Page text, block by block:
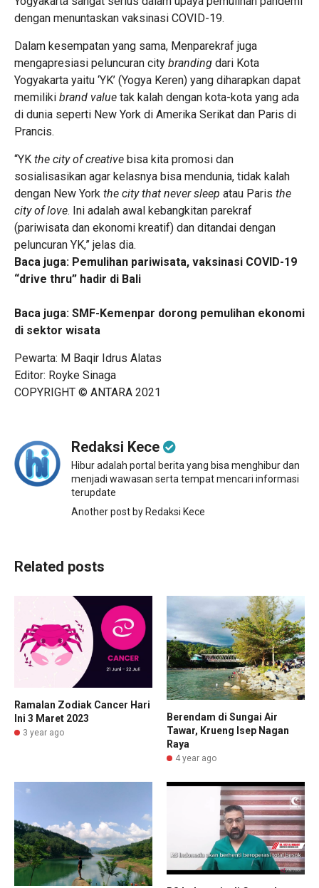
dengan menuntaskan vaksinasi COVID-19.
Dalam kesempatan yang sama, Menparekraf juga
mengapresiasi peluncuran city branding dari Kota
Yogyakarta yaitu ‘YK’ (Yogya Keren) yang diharapkan dapat
memiliki brand value tak kalah dengan kota-kota yang ada
di dunia seperti New York di Amerika Serikat dan Paris di
Prancis.
“YK the city of creative bisa kita promosi dan
sosialisasikan agar kelasnya bisa mendunia, tidak kalah
dengan New York the city that never sleep atau Paris the
city of love. Ini adalah awal kebangkitan parekraf
(pariwisata dan ekonomi kreatif) dan ditandai dengan
peluncuran YK,” jelas dia.
Baca juga: Pemulihan pariwisata, vaksinasi COVID-19
“drive thru” hadir di Bali
Baca juga: SMF-Kemenpar dorong pemulihan ekonomi
di sektor wisata
Pewarta: M Baqir Idrus Alatas
Editor: Royke Sinaga
COPYRIGHT © ANTARA 2021
Redaksi Kece
Hibur adalah portal berita yang bisa menghibur dan
menjadi wawasan serta tempat mencari informasi
terupdate
Another post by Redaksi Kece
Related posts
Ramalan Zodiak Cancer Hari
Ini 3 Maret 2023
3 year ago
Berendam di Sungai Air
Tawar, Krueng Isep Nagan
Raya
4 year ago